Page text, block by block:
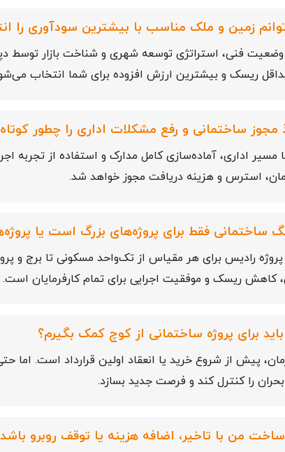
زمین و ملک مناسب با بیشترین سودآوری را
وضعیت فنی، استراتژی توسعه شهری و شناخت بازار توسط
ریسک و بیشترین ارزش افزوده برای شما انتخاب
مجوز ساختمانی و رفع مشکلات اداری را چطور
مسیر اداری، آماده‌سازی کامل مدارک و استفاده از تجربه
استرس و هزینه دریافت مجوز خواهد شد.
ساختمانی فقط برای پروژه‌های بزرگ است یا
رادیس برای هر مقیاس از تک‌واحد مسکونی تا برج
کاهش ریسک و موفقیت اجرایی برای تمام کارفرمایان است.
برای پروژه ساختمانی از کوچ کمک بگیرم؟
پیش از شروع خرید یا انعقاد اولین قرارداد است.
را کنترل کند و فرصت جدید بسازد.
ساخت من با تاخیر، اضافه هزینه یا توقف روبرو